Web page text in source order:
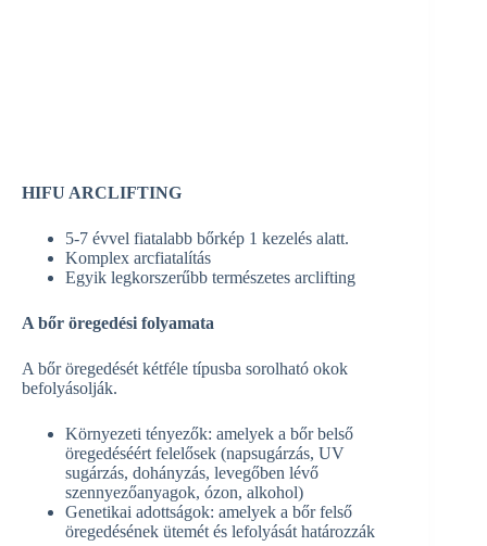
HIFU ARCLIFTING
5-7 évvel fiatalabb bőrkép 1 kezelés alatt.
Komplex arcfiatalítás
Egyik legkorszerűbb természetes arclifting
A bőr öregedési folyamata
A bőr öregedését kétféle típusba sorolható okok
befolyásolják.
Környezeti tényezők: amelyek a bőr belső
öregedéséért felelősek (napsugárzás, UV
sugárzás, dohányzás, levegőben lévő
szennyezőanyagok, ózon, alkohol)
Genetikai adottságok: amelyek a bőr felső
öregedésének ütemét és lefolyását határozzák